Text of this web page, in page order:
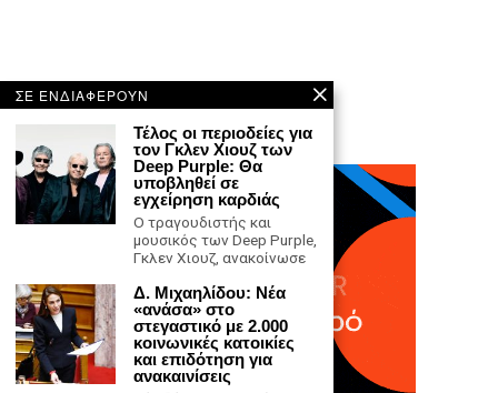
ΣΕ ΕΝΔΙΑΦΕΡΟΥΝ
Τέλος οι περιοδείες για
τον Γκλεν Χιουζ των
Deep Purple: Θα
υποβληθεί σε
εγχείρηση καρδιάς
Ο τραγουδιστής και
μουσικός των Deep Purple,
Γκλεν Χιουζ, ανακοίνωσε
Δ. Μιχαηλίδου: Νέα
«ανάσα» στο
στεγαστικό με 2.000
κοινωνικές κατοικίες
και επιδότηση για
ανακαινίσεις